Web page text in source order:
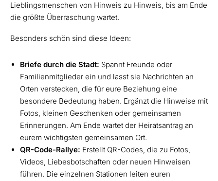
Lieblingsmenschen von Hinweis zu Hinweis, bis am Ende
die größte Überraschung wartet.
Besonders schön sind diese Ideen:
Briefe durch die Stadt: Spannt Freunde oder
Familienmitglieder ein und lasst sie Nachrichten an
Orten verstecken, die für eure Beziehung eine
besondere Bedeutung haben. Ergänzt die Hinweise mit
Fotos, kleinen Geschenken oder gemeinsamen
Erinnerungen. Am Ende wartet der Heiratsantrag an
eurem wichtigsten gemeinsamen Ort.
QR-Code-Rallye: Erstellt QR-Codes, die zu Fotos,
Videos, Liebesbotschaften oder neuen Hinweisen
führen. Die einzelnen Stationen leiten euren